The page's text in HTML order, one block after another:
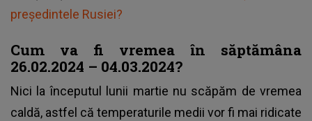
președintele Rusiei?
Cum va fi vremea în săptămâna
26.02.2024 – 04.03.2024?
Nici la începutul lunii martie nu scăpăm de vremea
caldă, astfel că temperaturile medii vor fi mai ridicate